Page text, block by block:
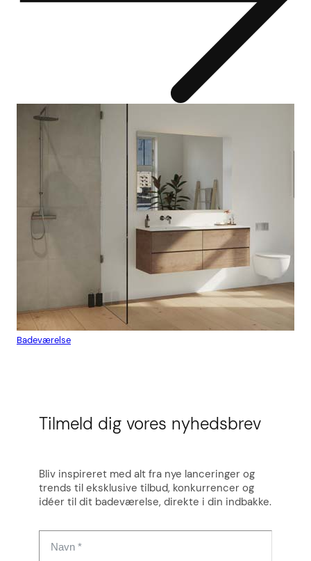
Badeværelse
Tilmeld dig vores nyhedsbrev
Bliv inspireret med alt fra nye lanceringer og
trends til eksklusive tilbud, konkurrencer og
idéer til dit badeværelse, direkte i din indbakke.